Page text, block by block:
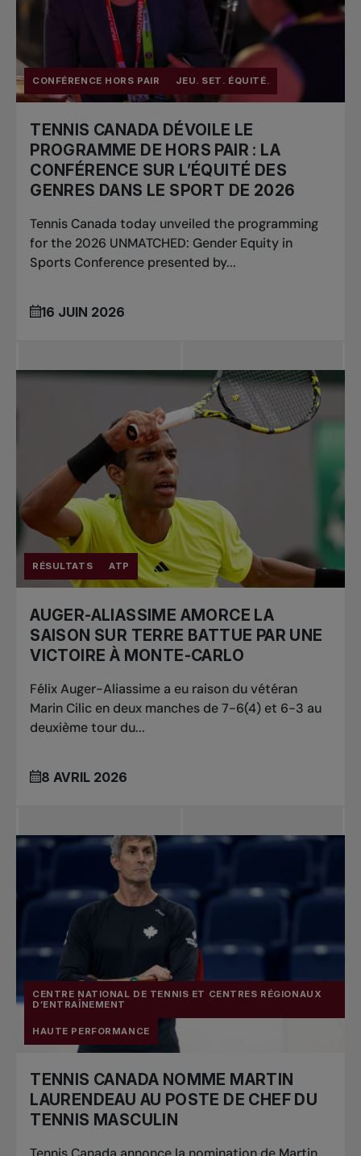
CONFÉRENCE HORS PAIR JEU. SET. ÉQUITÉ.
TENNIS CANADA DÉVOILE LE
PROGRAMME DE HORS PAIR : LA
CONFÉRENCE SUR L’ÉQUITÉ DES
GENRES DANS LE SPORT DE 2026
Tennis Canada today unveiled the programming
for the 2026 UNMATCHED: Gender Equity in
Sports Conference presented by...
16 JUIN 2026
RÉSULTATS ATP
AUGER-ALIASSIME AMORCE LA
SAISON SUR TERRE BATTUE PAR UNE
VICTOIRE À MONTE-CARLO
Félix Auger-Aliassime a eu raison du vétéran
Marin Cilic en deux manches de 7-6(4) et 6-3 au
deuxième tour du...
8 AVRIL 2026
CENTRE NATIONAL DE TENNIS ET CENTRES RÉGIONAUX
D’ENTRAÎNEMENT
HAUTE PERFORMANCE
TENNIS CANADA NOMME MARTIN
LAURENDEAU AU POSTE DE CHEF DU
TENNIS MASCULIN